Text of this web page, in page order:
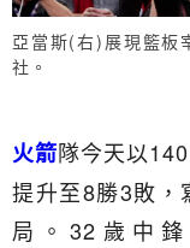
亞當斯(右)展現籃板
社。
火箭隊今天以
提升至8勝3敗，
局。32歲中